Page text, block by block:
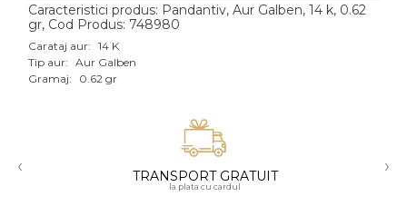
Aur galben
Aur alb
Aur roz
Caracteristici produs: Pandantiv, Aur Galben, 14 k, 0.62
gr, Cod Produs: 748980
Carataj aur: 14 K
Tip aur: Aur Galben
Gramaj:
0.62 gr
‹ TRANSPORT GRATUIT
la plata cu cardul
›